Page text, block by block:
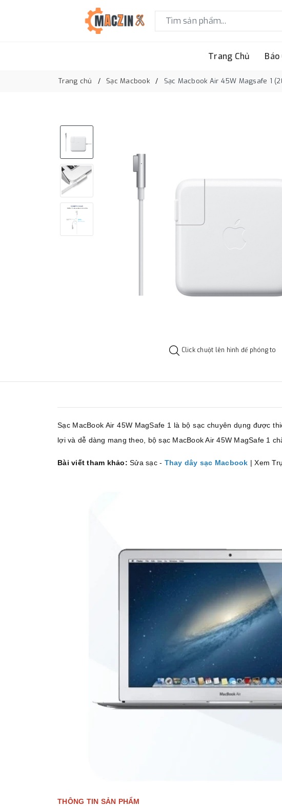
Trang Chủ
Trang chủ Sạc Macbook Sạc Macbook Air 45W Magsafe 1
Click chuột lên hình để phóng to
Sạc MacBook Air 45W MagSafe 1 là bộ sạc chuyên dụng được
lợi và dễ dàng mang theo, bộ sạc MacBook Air 45W MagSafe 1
Bài viết tham khảo: Sửa sạc - Thay dây sạc Macbook | Xem
THÔNG TIN SẢN PHẨM